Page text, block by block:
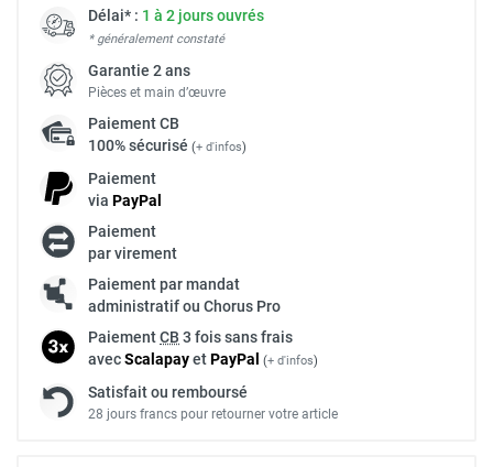
Délai* : 1 à 2 jours ouvrés
* généralement constaté
Garantie 2 ans
Pièces et main d’œuvre
PaiementCB
100% sécurisé (+ d'infos)
Paiement
via PayPal
Paiement
par virement
Paiement par mandat
administratif ou Chorus Pro
PaiementCB 3 fois sans frais
avecScalapayetPayPal (+ d'infos)
Satisfait ou remboursé
28 jours francs pour retourner votre article